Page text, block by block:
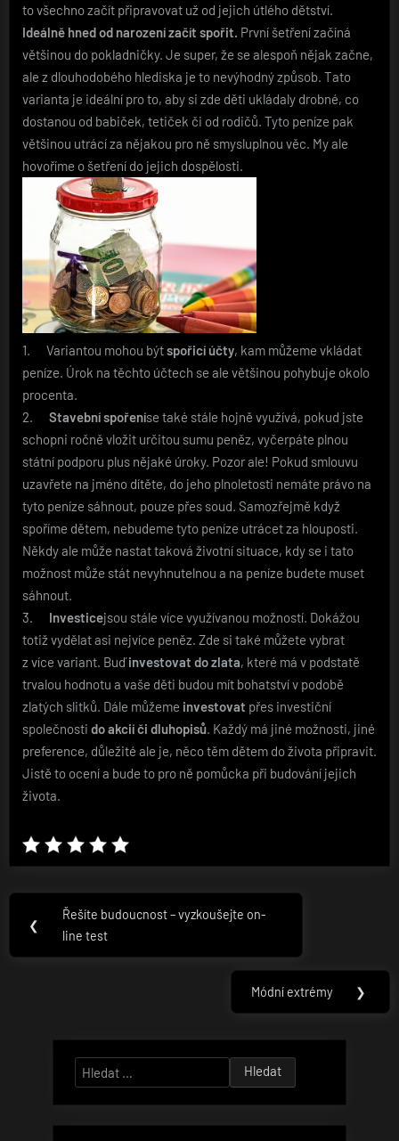
to všechno začít připravovat už od jejich útlého dětství.
Ideálně hned od narození začít spořit. První šetření začíná
většinou do pokladničky. Je super, že se alespoň nějak začne,
ale z dlouhodobého hlediska je to nevýhodný způsob. Tato
varianta je ideální pro to, aby si zde děti ukládaly drobné, co
dostanou od babiček, tetiček či od rodičů. Tyto peníze pak
většinou utrácí za nějakou pro ně smysluplnou věc. My ale
hovoříme o šetření do jejich dospělosti.
1. Variantou mohou býtspořicí účty, kam můžeme vkládat
peníze. Úrok na těchto účtech se ale většinou pohybuje okolo
procenta.
2. Stavební spořeníse také stále hojně využívá, pokud jste
schopni ročně vložit určitou sumu peněz, vyčerpáte plnou
státní podporu plus nějaké úroky. Pozor ale! Pokud smlouvu
uzavřete na jméno dítěte, do jeho plnoletosti nemáte právo na
tyto peníze sáhnout, pouze přes soud. Samozřejmě když
spoříme dětem, nebudeme tyto peníze utrácet za hlouposti.
Někdy ale může nastat taková životní situace, kdy se i tato
možnost může stát nevyhnutelnou a na peníze budete muset
sáhnout.
3. Investicejsou stále více využívanou možností. Dokážou
totiž vydělat asi nejvíce peněz. Zde si také můžete vybrat
z více variant. Buďinvestovat do zlata, které má v podstatě
trvalou hodnotu a vaše děti budou mít bohatství v podobě
zlatých slitků. Dále můžeme investovat přes investiční
společnosti do akcií či dluhopisů. Každý má jiné možnosti, jiné
preference, důležité ale je, něco těm dětem do života připravit.
Jistě to ocení a bude to pro ně pomůcka při budování jejich
života.
Navigace
pro
❮
Previous
Post:
Řešíte budoucnost – vyzkoušejte on-
line test
Next
Módní extrémy ❯
Vyhledávání